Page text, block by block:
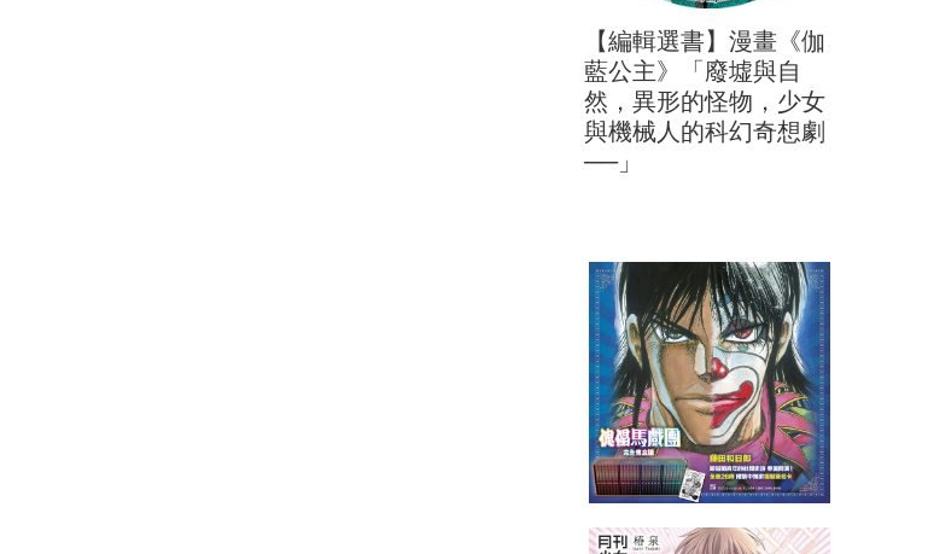
【編輯選書】漫畫《伽
藍公主》「廢墟與自
然，異形的怪物，少女
與機械人的科幻奇想劇
──」